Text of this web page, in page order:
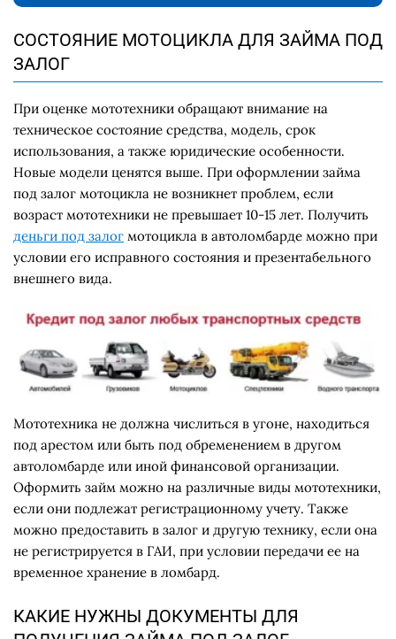
СОСТОЯНИЕ МОТОЦИКЛА ДЛЯ ЗАЙМА ПОД
ЗАЛОГ
При оценке мототехники обращают внимание на
техническое состояние средства, модель, срок
использования, а также юридические особенности.
Новые модели ценятся выше. При оформлении займа
под залог мотоцикла не возникнет проблем, если
возраст мототехники не превышает 10-15 лет. Получить
деньги под залог мотоцикла в автоломбарде можно при
условии его исправного состояния и презентабельного
внешнего вида.
Мототехника не должна числиться в угоне, находиться
под арестом или быть под обременением в другом
автоломбарде или иной финансовой организации.
Оформить займ можно на различные виды мототехники,
если они подлежат регистрационному учету. Также
можно предоставить в залог и другую технику, если она
не регистрируется в ГАИ, при условии передачи ее на
временное хранение в ломбард.
КАКИЕ НУЖНЫ ДОКУМЕНТЫ ДЛЯ